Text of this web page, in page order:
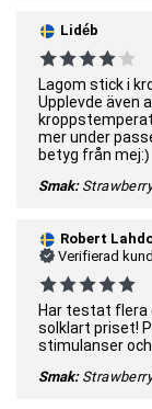
Lidéb
Lagom stick i
Upplevde även
mer under
betyg från mej:)
Smak:
Robert
Verifierad kund
Har testat flera
solklart priset!
stimulanser
Smak: